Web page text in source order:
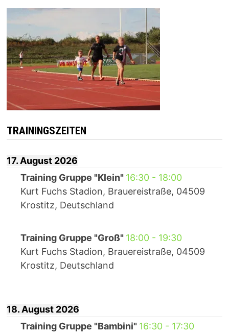
TRAININGSZEITEN
17. August 2026
Training Gruppe "Klein" 16:30- 18:00
Kurt Fuchs Stadion, Brauereistraße, 04509
Krostitz, Deutschland
Training Gruppe "Groß" 18:00- 19:30
Kurt Fuchs Stadion, Brauereistraße, 04509
Krostitz, Deutschland
18. August 2026
Training Gruppe "Bambini" 16:30- 17:30